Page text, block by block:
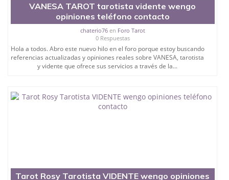
VANESA TAROT tarotista vidente wengo
opiniones teléfono contacto
chaterio76en Foro Tarot
0 Respuestas
Hola a todos. Abro este nuevo hilo en el foro porque estoy buscando
referencias actualizadas y opiniones reales sobre VANESA, tarotista
y vidente que ofrece sus servicios a través de la...
Tarot Rosy Tarotista VIDENTE wengo opiniones